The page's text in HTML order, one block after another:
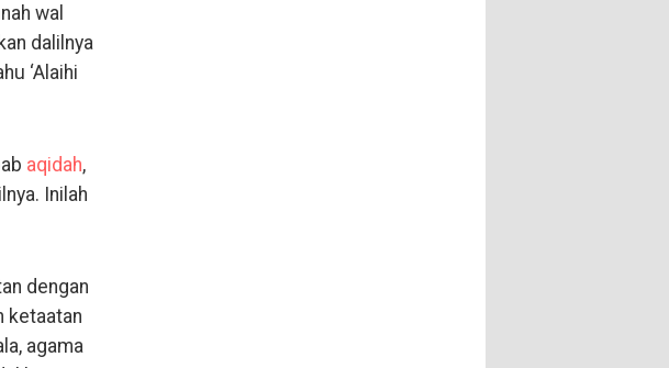
wal
dalilnya
‘Alaihi
aqidah,
Inilah
dengan
ketaatan
agama